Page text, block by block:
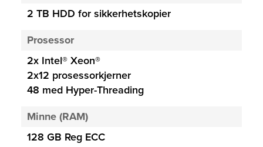
2 TB HDD for sikkerhetskopier
Prosessor
2x Intel® Xeon®
2x12 prosessorkjerner
48 med Hyper-Threading
Minne (RAM)
128 GB Reg ECC